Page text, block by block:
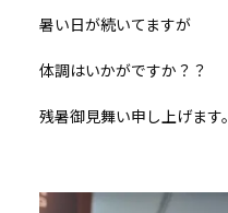
暑い日が続いてますが
体調はいかがですか？？
残暑御見舞い申し上げます。